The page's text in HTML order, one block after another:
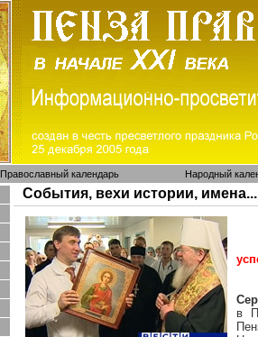
Православный календарь Народный
События, вехи истории, имена...
в